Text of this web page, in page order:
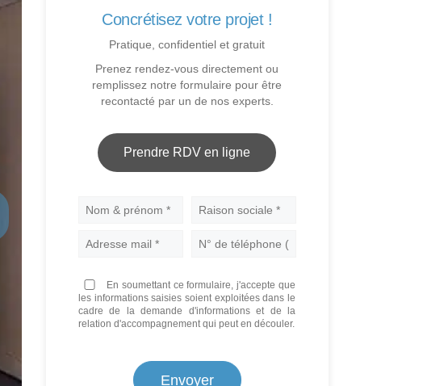
Concrétisez votre projet !
Pratique, confidentiel et gratuit
Prenez rendez-vous directement ou
remplissez notre formulaire pour être
recontacté par un de nos experts.
Prendre RDV en ligne
Nom
En soumettant ce formulaire, j'accepte que
les informations saisies soient exploitées dans le
cadre de la demande d'informations et de la
relation d'accompagnement qui peut en découler.